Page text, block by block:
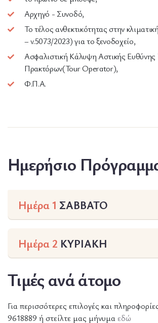
Αρχηγό - Συνοδό,
Το τέλος ανθεκτικότητας στην
– v.5073/2023) για το ξενοδοχείο,
Ασφαλιστική Κάλυψη Αστικής Ευθύνης
Πρακτόρων(Tour Operator),
Φ.Π.Α.
Ημερήσιο
Ημέρα 1 ΣΑΒΒΑΤΟ
Ημέρα 2 ΚΥΡΙΑΚΗ
Τιμές ανά άτομο
Για περισσότερες επιλογές και
9618889 ή στείλτε μας μήνυμα εδώ